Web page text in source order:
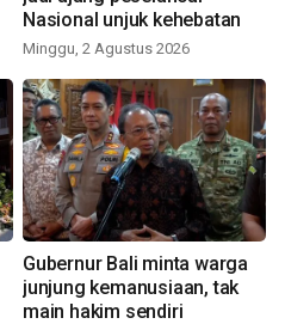
Nasional unjuk kehebatan
Minggu, 2 Agustus 2026
Gubernur Bali minta warga
junjung kemanusiaan, tak
main hakim sendiri